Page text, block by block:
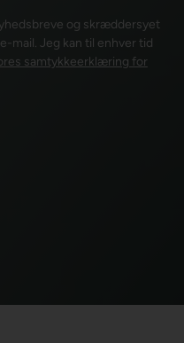
og skræddersyet
mail. Jeg kan til enhver tid
samtykkeerklæring for